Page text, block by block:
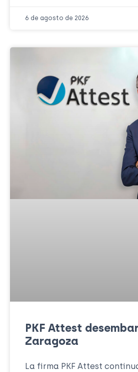
6 de agosto de 2026
PKF Attest
Zaragoza
La firma PKF Attest